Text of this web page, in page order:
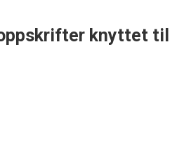
knyttet til